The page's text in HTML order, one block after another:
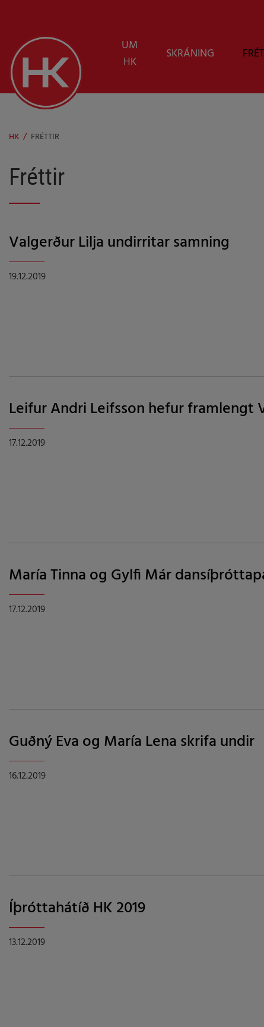
UM
HK
SKRÁNING
HK / FRÉTTIR
Fréttir
Valgerður Lilja undirritar samning
19.12.2019
Leifur Andri Leifsson hefur framlengt
17.12.2019
María Tinna og Gylfi Már
17.12.2019
Guðný Eva og María Lena skrifa undir
16.12.2019
Íþróttahátíð HK 2019
13.12.2019